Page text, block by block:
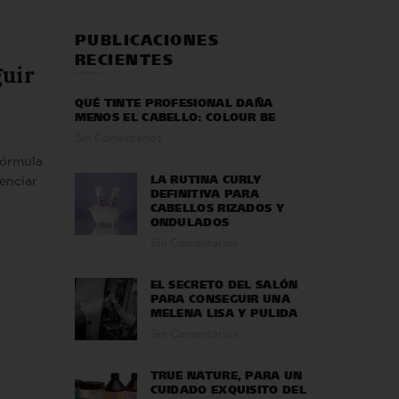
PUBLICACIONES
RECIENTES
QUÉ TINTE PROFESIONAL DAÑA
MENOS EL CABELLO: COLOUR BE
LA RUTINA CURLY
DEFINITIVA PARA
CABELLOS RIZADOS Y
ONDULADOS
EL SECRETO DEL SALÓN
PARA CONSEGUIR UNA
MELENA LISA Y PULIDA
TRUE NATURE, PARA UN
CUIDADO EXQUISITO DEL